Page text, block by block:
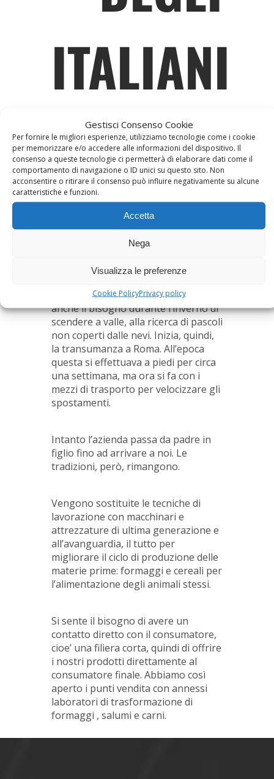
Gestisci Consenso Cookie
Per fornire le migliori esperienze, utilizziamo tecnologie come i cookie
per memorizzare e/o accedere alle informazioni del dispositivo. Il
consenso a queste tecnologie ci permetterà di elaborare dati come il
comportamento di navigazione o ID unici su questo sito. Non
acconsentire o ritirare il consenso può influire negativamente su alcune
caratteristiche e funzioni.
Accetta
Nega
Visualizza le preferenze
Cookie PolicyPrivacy policy
ITALIANI
L’azienda agricola “Di Cola” nasce nel
secondo dopoguerra a Pizzoli, paese
della provincia de L’Aquila in
Abruzzo, nel territorio del Parco
Nazionale del Gran Sasso e Monti
l’ingrandirsi degli allevamenti, cresce
anche il bisogno durante l’inverno di
scendere a valle, alla ricerca di pascoli
non coperti dalle nevi. Inizia, quindi,
la transumanza a Roma. All’epoca
questa si effettuava a piedi per circa
una settimana, ma ora si fa con i
mezzi di trasporto per velocizzare gli
spostamenti.
Intanto l’azienda passa da padre in
figlio fino ad arrivare a noi. Le
tradizioni, però, rimangono.
Vengono sostituite le tecniche di
lavorazione con macchinari e
attrezzature di ultima generazione e
all’avanguardia, il tutto per
migliorare il ciclo di produzione delle
materie prime: formaggi e cereali per
l’alimentazione degli animali stessi.
Si sente il bisogno di avere un
contatto diretto con il consumatore,
cioe’ una filiera corta, quindi di offrire
i nostri prodotti direttamente al
consumatore finale. Abbiamo così
aperto i punti vendita con annessi
laboratori di trasformazione di
formaggi , salumi e carni.